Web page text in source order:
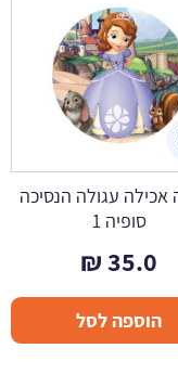
אכילה עגולה הנסיכה
סופיה 1
35.0
₪
הוספה לסל